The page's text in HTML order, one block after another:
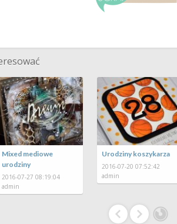
Narodziny w stylu
shabby chic
2016-08-17 18:19:12
Mixed mediowe
urodziny
admin